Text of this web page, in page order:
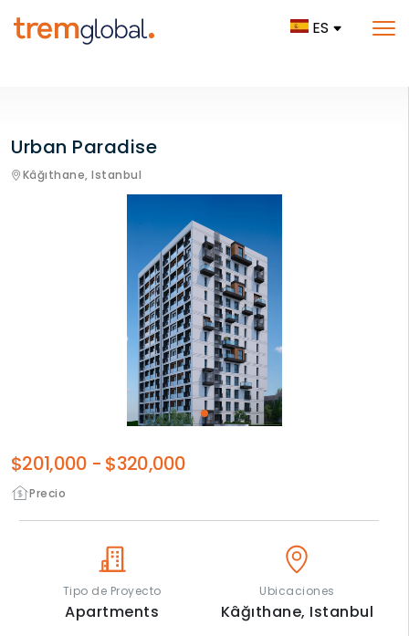
ES
Urban Paradise
Kâğıthane, Istanbul
Precio
$201,000 - $320,000
Tipo de Proyecto
Apartments
Ubicaciones
Kâğıthane, Istanbul